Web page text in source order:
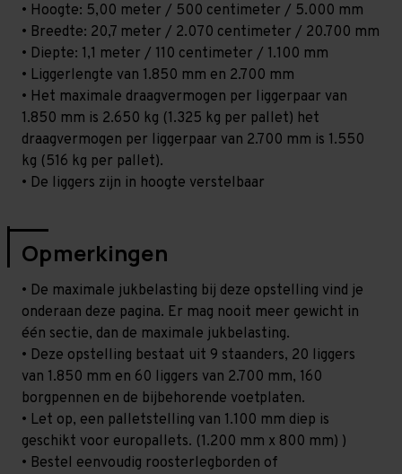
• Hoogte: 5,00 meter / 500 centimeter / 5.000 mm
• Breedte: 20,7 meter / 2.070 centimeter / 20.700 mm
• Diepte: 1,1 meter / 110 centimeter / 1.100 mm
• Liggerlengte van 1.850 mm en 2.700 mm
• Het maximale draagvermogen per liggerpaar van
1.850 mm is 2.650 kg (1.325 kg per pallet) het
draagvermogen per liggerpaar van 2.700 mm is 1.550
kg (516 kg per pallet).
• De liggers zijn in hoogte verstelbaar
Opmerkingen
• De maximale jukbelasting bij deze opstelling vind je
onderaan deze pagina. Er mag nooit meer gewicht in
één sectie, dan de maximale jukbelasting.
• Deze opstelling bestaat uit 9 staanders, 20 liggers
van 1.850 mm en 60 liggers van 2.700 mm, 160
borgpennen en de bijbehorende voetplaten.
• Let op, een palletstelling van 1.100 mm diep is
geschikt voor europallets. (1.200 mm x 800 mm) )
• Bestel eenvoudig roosterlegborden of